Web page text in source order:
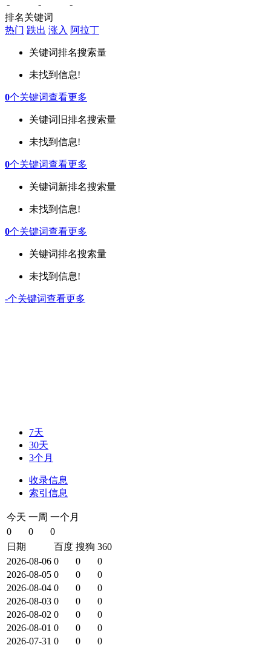
-
-
-
排名关键词
热门 跌出 涨入 阿拉丁
关键词排名搜索量
未找到信息!
0个关键词查看更多
关键词 旧排名搜索量
未找到信息!
0个关键词查看更多
关键词新排名搜索量
未找到信息!
0个关键词查看更多
关键词排名搜索量
未找到信息!
-个关键词查看更多
7天
30天
3个月
收录信息
索引信息
今天 一周 一个月
0
0
0
日期
百度 搜狗 360
2026-08-06 0 0
0
2026-08-05 0 0
0
2026-08-04 0 0
0
2026-08-03 0 0
0
2026-08-02 0 0
0
2026-08-01 0 0
0
2026-07-31 0 0
0